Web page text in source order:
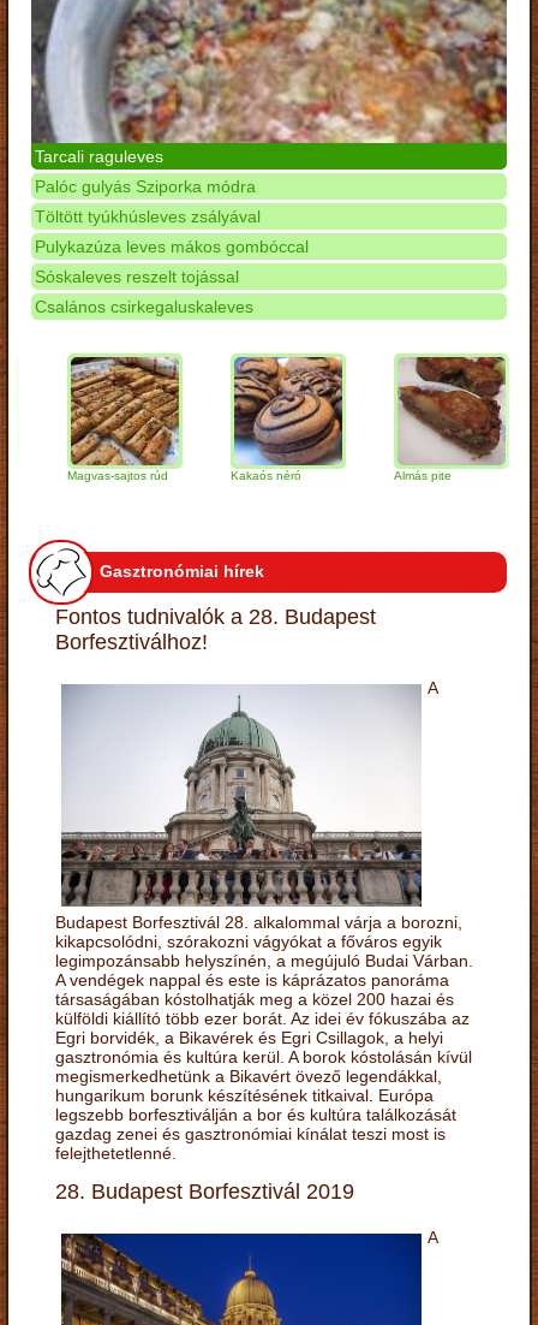
Tarcali raguleves
Palóc gulyás Sziporka módra
Töltött tyúkhúsleves zsályával
Pulykazúza leves mákos gombóccal
Sóskaleves reszelt tojással
Csalános csirkegaluskaleves
Magvas-sajtos rúd Kakaós néró Almás pite
Gasztronómiai hírek
Fontos tudnivalók a 28. Budapest
Borfesztiválhoz!
A
Budapest Borfesztivál 28. alkalommal várja a borozni,
kikapcsolódni, szórakozni vágyókat a főváros egyik
legimpozánsabb helyszínén, a megújuló Budai Várban.
A vendégek nappal és este is káprázatos panoráma
társaságában kóstolhatják meg a közel 200 hazai és
külföldi kiállító több ezer borát. Az idei év fókuszába az
Egri borvidék, a Bikavérek és Egri Csillagok, a helyi
gasztronómia és kultúra kerül. A borok kóstolásán kívül
megismerkedhetünk a Bikavért övező legendákkal,
hungarikum borunk készítésének titkaival. Európa
legszebb borfesztiválján a bor és kultúra találkozását
gazdag zenei és gasztronómiai kínálat teszi most is
felejthetetlenné.
28. Budapest Borfesztivál 2019
A